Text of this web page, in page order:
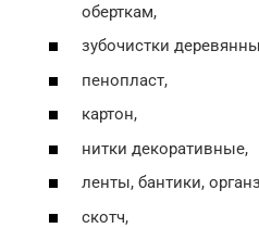
оберткам,
зубочистки
пенопласт,
картон,
нитки декоративные,
ленты, бантики,
скотч,